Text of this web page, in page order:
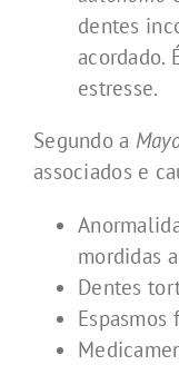
dentes
acordado.
estresse.
Segundo a
associados e
mordidas
Dentes
Espasmos